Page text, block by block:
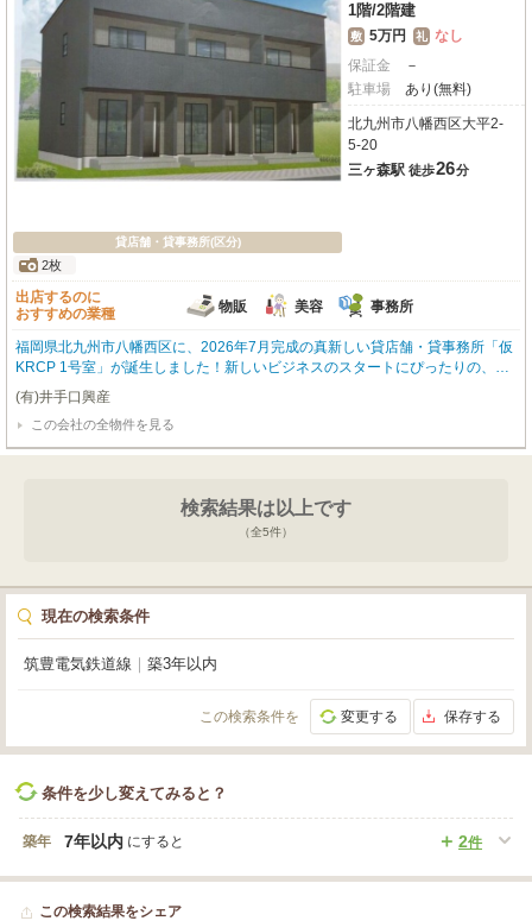
貸店舗・貸事務所(区分)
2枚
1階/2階建
敷 5万円 礼 なし
保証金
－
駐車場
あり(無料)
北九州市八幡西区大平2-
5-20
三ヶ森駅 徒歩26分
出店するのに
おすすめの業種
物販 美容 事務所
福岡県北九州市八幡西区に、2026年7月完成の真新しい貸店舗・貸事務所「仮
KRCP 1号室」が誕生しました！新しいビジネスのスタートにぴったりの、ピ
カピカの空間で夢を叶えませんか？月額賃料55,000円（税込）、管理費2,000
円と、お手頃な価格設定が魅力です。さらに、初期費用を抑えたい方には嬉し
い礼金0円！事業に欠かせない駐車場も2台無料でご利用いただけます。専有面
積15.34m²の1Kタイプは、小売・物販、美容・健康・介護、事務所など幅広い
分）、ドラッグストア（徒歩6分）、スーパー（徒歩7分）が揃い、従業員の方
にもお客様にも便利な立地。角地で視認性も良く、新しい門出を力強くサポー
(有)井手口興産
この会社の全物件を見る
検索結果は以上です
（全5件）
現在の検索条件
筑豊電気鉄道線 築3年以内
この検索条件を 変更する 保存する
条件を少し変えてみると？
築年 2件
7年以内 にすると
この検索結果をシェア